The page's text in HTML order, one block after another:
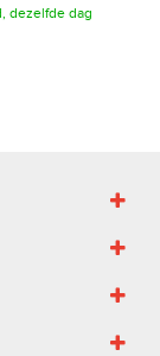
dezelfde dag